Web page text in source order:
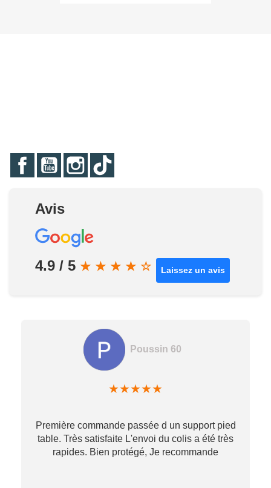
FacebookYouTubeInstagram
Avis
4.9 / 5 ★ ★ ★ ★ ☆ Laissez un avis
Poussin 60
★★★★★
Première commande passée d un support pied
table. Très satisfaite L'envoi du colis a été très
rapides. Bien protégé, Je recommande